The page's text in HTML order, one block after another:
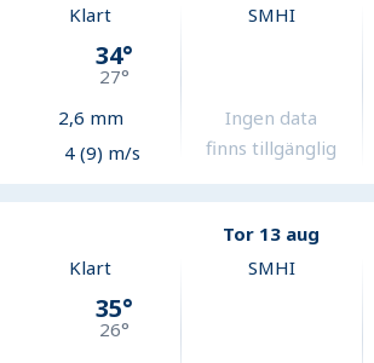
Klart
34°
27°
2,6 mm
4 (9) m/s
SMHI
Ingen data
finns tillgänglig
Tor 13 aug
Klart
35°
26°
SMHI